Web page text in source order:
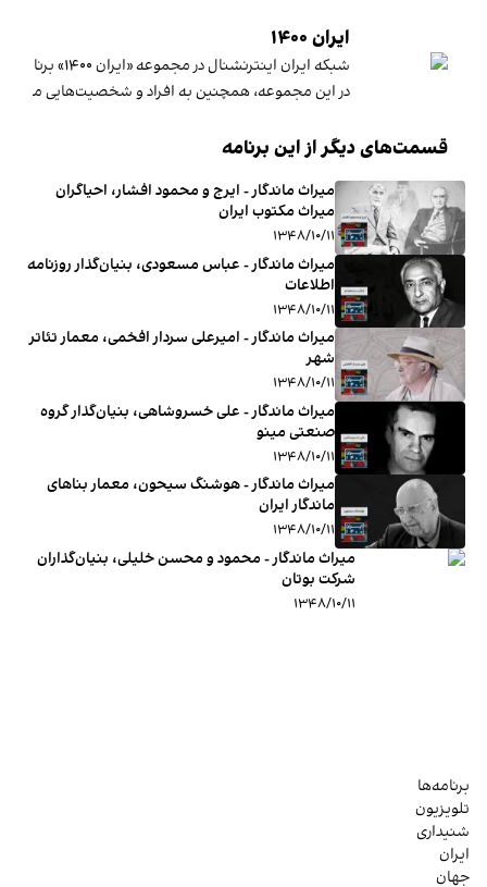
ایران ۱۴۰۰
شبکه ایران اینترنشنال در مجموعه «ایران ۱۴۰۰» برنامه‌های متنوعی تهیه کرده که به بررسی رویدادهای مهم قرن ۱۴ خورشیدی می‌پردازد و چشم‌انداز قرن پیش‌روی را ترسیم می‌کند.
در این مجموعه، همچنین به افراد و شخصیت‌هایی معرفی
قسمت‌های دیگر از این برنامه
میراث ماندگار - ایرج و محمود افشار، احیاگران
میراث مکتوب ایران
۱۳۴۸/۱۰/۱۱
میراث ماندگار - عباس مسعودی، بنیان‌گذار روزنامه
اطلاعات
۱۳۴۸/۱۰/۱۱
میراث ماندگار - امیرعلی سردار ‌افخمی، معمار تئاتر
شهر
۱۳۴۸/۱۰/۱۱
میراث ماندگار - علی خسروشاهی، بنیان‌گذار گروه
صنعتی مینو
۱۳۴۸/۱۰/۱۱
میراث ماندگار - هوشنگ سیحون، معمار بناهای
ماندگار ایران
۱۳۴۸/۱۰/۱۱
میراث ماندگار - محمود و محسن خلیلی، بنیان‌گذاران
شرکت بوتان
۱۳۴۸/۱۰/۱۱
برنامه‌ها
تلویزیون
شنیداری
ایران
جهان